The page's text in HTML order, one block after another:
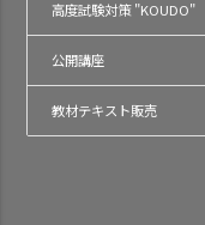
高度試験対策 "KOUDO"
公開講座
教材テキスト販売